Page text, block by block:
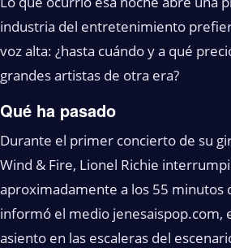
industria del entretenimiento
voz alta: ¿hasta cuándo y a qué
grandes artistas de otra era?
Qué ha pasado
Durante el primer concierto de su
Wind & Fire, Lionel Richie
aproximadamente a los 55 minutos
informó el medio jenesaispop.com,
asiento en las escaleras del